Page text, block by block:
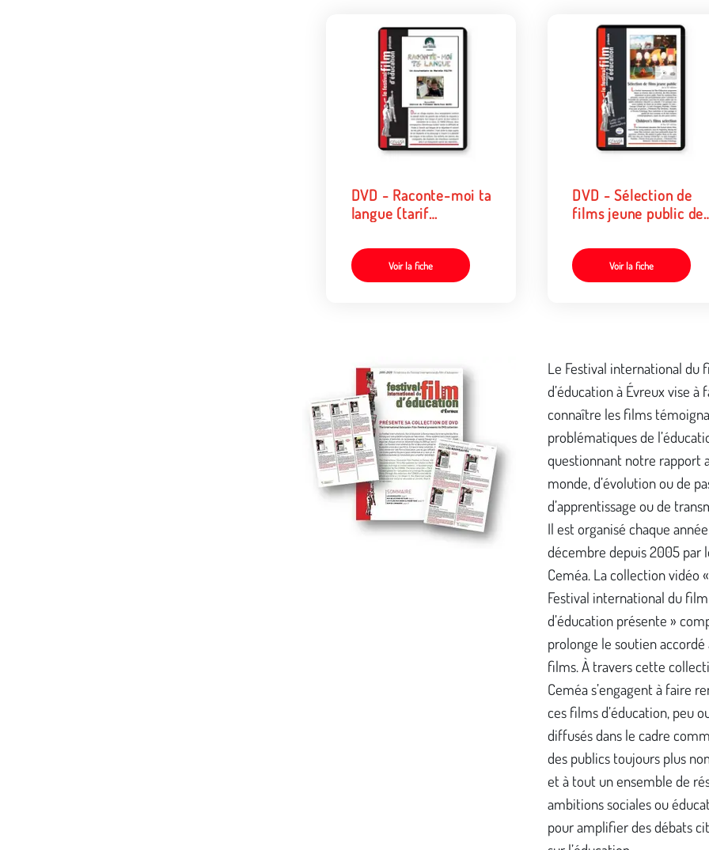
DVD - Raconte-moi ta
langue (tarif
Voir la fiche
DVD - Sélection de
films jeune public de
collectivités/
Voir la fiche
Le Festival international du
d’éducation à Évreux vise à
connaître les films
problématiques de
questionnant notre rapport
monde, d’évolution ou de
d’apprentissage ou de
Il est organisé chaque
décembre depuis 2005 par
Ceméa. La collection vidéo
Festival international du film
d’éducation présente »
prolonge le soutien accordé
films. À travers cette
Ceméa s’engagent à faire
ces films d’éducation, peu
diffusés dans le cadre
des publics toujours plus
et à tout un ensemble de
ambitions sociales ou
pour amplifier des débats